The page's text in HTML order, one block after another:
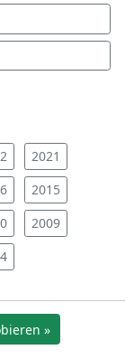
2021
2015
2009
»